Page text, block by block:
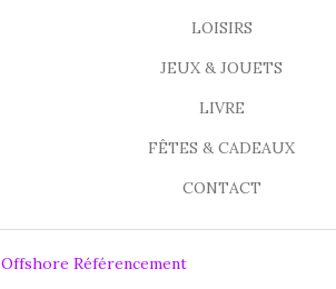
LOISIRS
JEUX & JOUETS
LIVRE
FÊTES & CADEAUX
CONTACT
Offshore Référencement